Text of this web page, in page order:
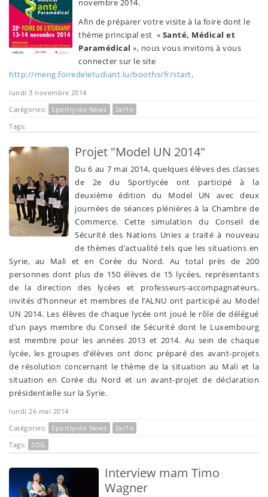
novembre 2014.
Afin de préparer votre visite à la foire dont le
thème principal est « Santé, Médical et
Paramédical », nous vous invitons à vous
connecter sur le site
http://meng.foiredeletudiant.lu/booths/fr/start.
lundi 3 novembre 2014
Catégories:
Sportlycée News
2e/1e
Tags:
Projet "Model UN 2014"
Du 6 au 7 mai 2014, quelques élèves des classes
de 2e du Sportlycée ont participé à la
deuxième édition du Model UN avec deux
journées de séances plénières à la Chambre de
Commerce. Cette simulation du Conseil de
Sécurité des Nations Unies a traité à nouveau
de thèmes d’actualité tels que les situations en
Syrie, au Mali et en Corée du Nord. Au total près de 200
personnes dont plus de 150 élèves de 15 lycées, représentants
de la direction des lycées et professeurs-accompagnateurs,
invités d’honneur et membres de l’ALNU ont participé au Model
UN 2014. Les élèves de chaque lycée ont joué le rôle de délégué
d’un pays membre du Conseil de Sécurité dont le Luxembourg
est membre pour les années 2013 et 2014. Au sein de chaque
lycée, les groupes d’élèves ont donc préparé des avant-projets
de résolution concernant le thème de la situation au Mali et la
situation en Corée du Nord et un avant-projet de déclaration
présidentielle sur la Syrie.
lundi 26 mai 2014
Catégories:
Sportlycée News
2e/1e
Tags:
2DG
Interview mam Timo
Wagner